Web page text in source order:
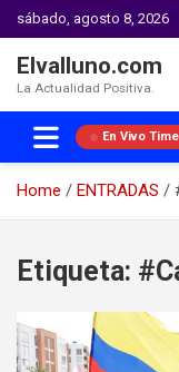
sábado, agosto 8, 2026
Elvalluno.com
La Actualidad Positiva.
En Vivo
Home ENTRADAS
content
Etiqueta: